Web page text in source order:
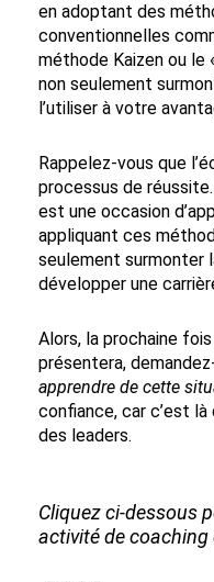
en adoptant des
conventionnelles
méthode Kaizen ou le
non seulement
l’utiliser à votre
Rappelez-vous que
processus de
est une occasion
appliquant ces
seulement surmonter
développer une
Alors, la prochaine
présentera,
apprendre de cette
confiance, car c’est
des leaders.
Cliquez ci-dessous
activité de coaching